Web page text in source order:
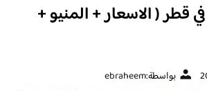
قطر ( الاسعار + المنيو +
بواسطة:ebraheem